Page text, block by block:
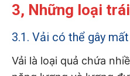
3, Những loại
3.1. Vải có thể gây
Vải là loại quả chứa